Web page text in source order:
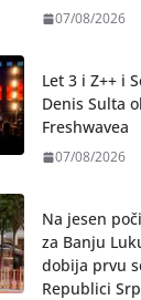
07/08/2026
Let 3 i Z++ i
Denis Sulta
Freshwavea
07/08/2026
Na jesen
za Banju
dobija prvu
Republici